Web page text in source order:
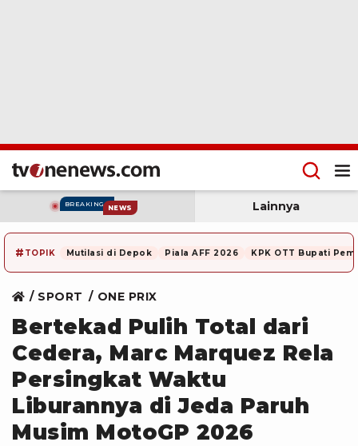
BREAKING NEWS Lainnya
# TOPIK Mutilasi di Depok Piala AFF 2026 KPK OTT Bupati
SPORT ONE PRIX
Bertekad Pulih Total dari
Cedera, Marc Marquez Rela
Persingkat Waktu
Liburannya di Jeda Paruh
Musim MotoGP 2026